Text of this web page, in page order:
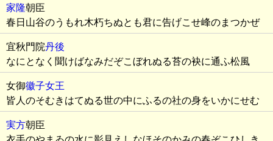
家隆朝臣
春日山谷のうもれ木朽ちぬとも君に告げこせ峰のまつかぜ
宜秋門院丹後
なにとなく聞けばなみだぞこぼれぬる苔の袂に通ふ松風
女御徽子女王
皆人のそむきはてぬる世の中にふるの社の身をいかにせむ
実方朝臣